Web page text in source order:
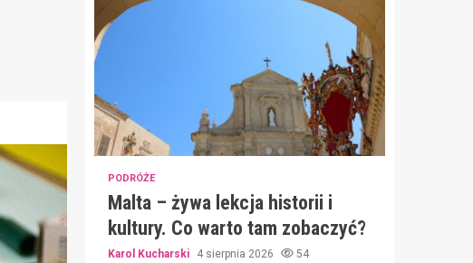
PODRÓŻE
Malta – żywa lekcja historii i
kultury. Co warto tam zobaczyć?
Karol Kucharski 4 sierpnia 2026 54